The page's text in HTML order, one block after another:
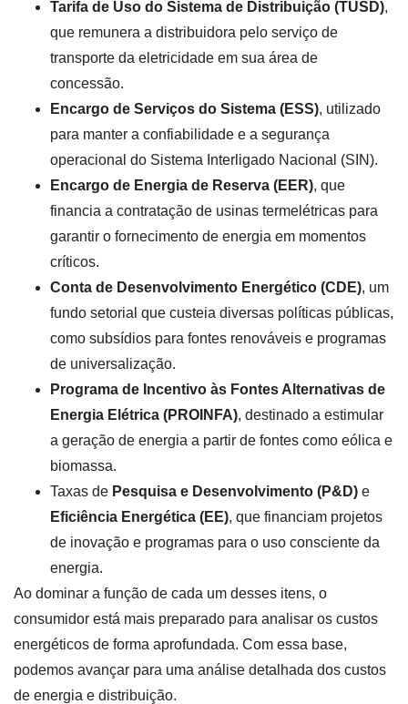
Tarifa de Uso do Sistema de Distribuição (TUSD),
que remunera a distribuidora pelo serviço de
transporte da eletricidade em sua área de
concessão.
Encargo de Serviços do Sistema (ESS), utilizado
para manter a confiabilidade e a segurança
operacional do Sistema Interligado Nacional (SIN).
Encargo de Energia de Reserva (EER), que
financia a contratação de usinas termelétricas para
garantir o fornecimento de energia em momentos
críticos.
Conta de Desenvolvimento Energético (CDE), um
fundo setorial que custeia diversas políticas públicas,
como subsídios para fontes renováveis e programas
de universalização.
Programa de Incentivo às Fontes Alternativas de
Energia Elétrica (PROINFA), destinado a estimular
a geração de energia a partir de fontes como eólica e
biomassa.
Taxas de Pesquisa e Desenvolvimento (P&D) e
Eficiência Energética (EE), que financiam projetos
de inovação e programas para o uso consciente da
energia.
Ao dominar a função de cada um desses itens, o
consumidor está mais preparado para analisar os custos
energéticos de forma aprofundada. Com essa base,
podemos avançar para uma análise detalhada dos custos
de energia e distribuição.